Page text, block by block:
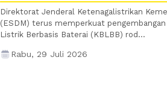
Direktorat Jenderal Ketenagalistrikan
(ESDM) terus memperkuat
Listrik Berbasis Baterai (KBLBB) rod...
Rabu, 29 Juli 2026